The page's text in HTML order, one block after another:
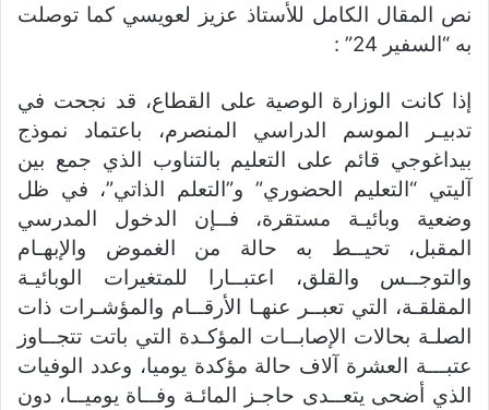
نص المقال الكامل للأستاذ عزيز لعويسي كما توصلت
به “السفير 24” :
إذا كانت الوزارة الوصية على القطاع، قد نجحت في
تدبيـر الموسم الدراسي المنصرم، باعتماد نموذج
بيداغوجي قائم على التعليم بالتناوب الذي جمع بين
آليتي “التعليم الحضوري” و”التعلم الذاتي”، في ظل
وضعية وبائيـة مستقرة، فــإن الدخول المدرسي
المقبل، تحيــط به حالة من الغموض والإبهـام
والتوجــس والقلق، اعتبــارا للمتغيرات الوبائيـة
المقلقـة، التي تعبــر عنهـا الأرقــام والمؤشـرات ذات
الصلـة بحالات الإصابــات المؤكـدة التي باتت تتجــاوز
عتبـــة العشرة آلاف حالة مؤكدة يوميا، وعدد الوفيات
الذي أضحى يتعــدى حاجـز المائـة وفــاة يوميــا، دون